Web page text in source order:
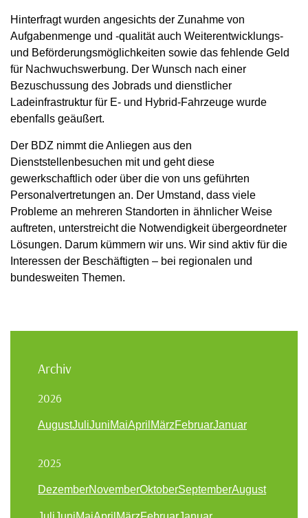
Hinterfragt wurden angesichts der Zunahme von
Aufgabenmenge und -qualität auch Weiterentwicklungs-
und Beförderungsmöglichkeiten sowie das fehlende Geld
für Nachwuchswerbung. Der Wunsch nach einer
Bezuschussung des Jobrads und dienstlicher
Ladeinfrastruktur für E- und Hybrid-Fahrzeuge wurde
ebenfalls geäußert.
Der BDZ nimmt die Anliegen aus den
Dienststellenbesuchen mit und geht diese
gewerkschaftlich oder über die von uns geführten
Personalvertretungen an. Der Umstand, dass viele
Probleme an mehreren Standorten in ähnlicher Weise
auftreten, unterstreicht die Notwendigkeit übergeordneter
Lösungen. Darum kümmern wir uns. Wir sind aktiv für die
Interessen der Beschäftigten – bei regionalen und
bundesweiten Themen.
Archiv
2026
AugustJuliJuniMaiApril MärzFebruarJanuar
2025
DezemberNovemberOktoberSeptemberAugust